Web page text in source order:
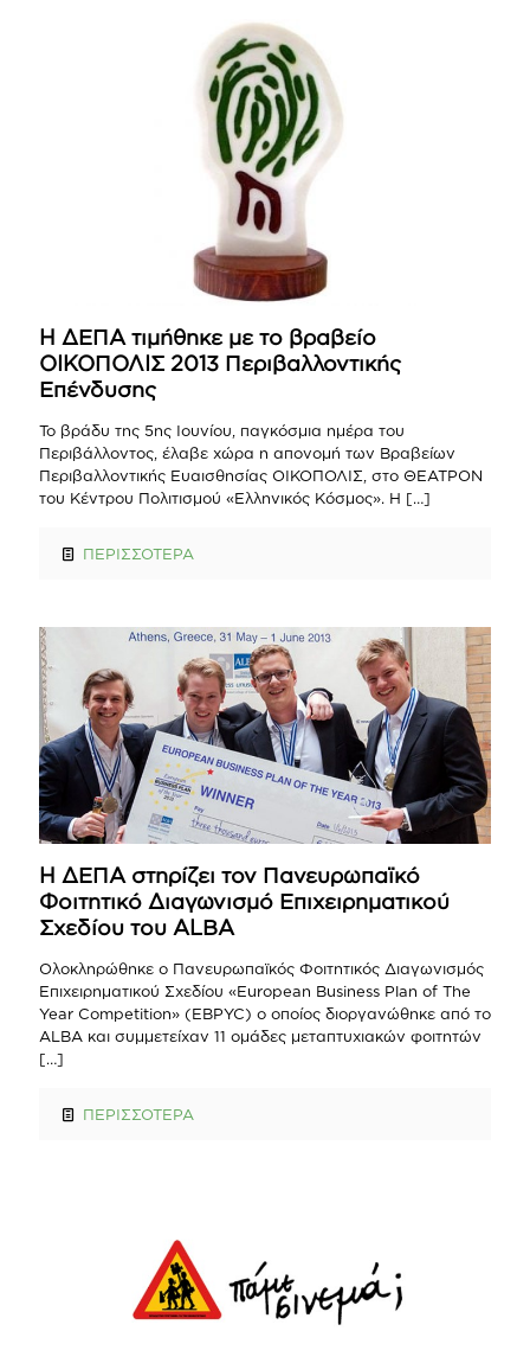
Η ΔΕΠΑ τιμήθηκε με το βραβείο
ΟΙΚΟΠΟΛΙΣ 2013 Περιβαλλοντικής
Επένδυσης
Το βράδυ της 5ης Ιουνίου, παγκόσμια ημέρα του
Περιβάλλοντος, έλαβε χώρα η απονομή των Βραβείων
Περιβαλλοντικής Ευαισθησίας ΟΙΚΟΠΟΛΙΣ, στο ΘΕΑΤΡΟΝ
του Κέντρου Πολιτισμού «Ελληνικός Κόσμος». Η […]
ΠΕΡΙΣΣΟΤΕΡΑ
Η ΔΕΠΑ στηρίζει τον Πανευρωπαϊκό
Φοιτητικό Διαγωνισμό Επιχειρηματικού
Σχεδίου του ALBA
Ολοκληρώθηκε ο Πανευρωπαϊκός Φοιτητικός Διαγωνισμός
Επιχειρηματικού Σχεδίου «European Business Plan of The
Year Competition» (EBPYC) ο οποίος διοργανώθηκε από το
ALBA και συμμετείχαν 11 ομάδες μεταπτυχιακών φοιτητών
[…]
ΠΕΡΙΣΣΟΤΕΡΑ